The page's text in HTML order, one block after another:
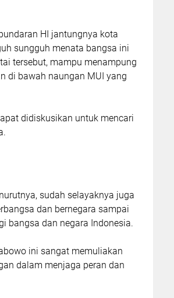
HI jantungnya kota
sungguh menata bangsa ini
tersebut, mampu menampung
di bawah naungan MUI yang
didiskusikan untuk mencari
sudah selayaknya juga
dan bernegara sampai
bangsa dan negara Indonesia.
ini sangat memuliakan
dalam menjaga peran dan